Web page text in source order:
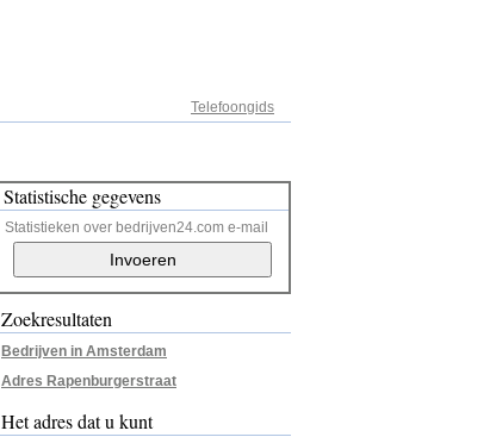
Telefoongids
Statistische gegevens
Statistieken over bedrijven24.com e-mail
Zoekresultaten
Bedrijven in Amsterdam
Adres Rapenburgerstraat
Het adres dat u kunt